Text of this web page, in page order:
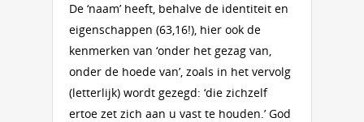
De ‘naam’ heeft, behalve de identiteit en
eigenschappen (63,16!), hier ook de
kenmerken van ‘onder het gezag van,
onder de hoede van’, zoals in het vervolg
(letterlijk) wordt gezegd: ‘die zichzelf
ertoe zet zich aan u vast te houden.’ God